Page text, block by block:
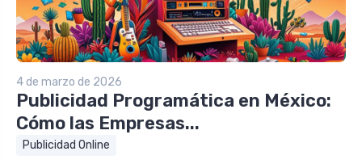
4 de marzo de 2026
Publicidad Programática en México:
Cómo las Empresas...
Publicidad Online